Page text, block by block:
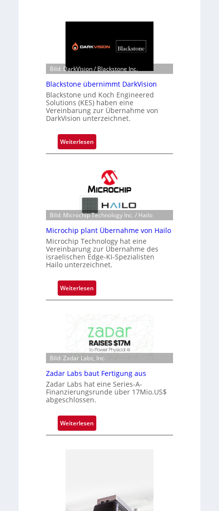
Bild: DarkVision / Blackstone Inc.
Blackstone übernimmt DarkVision
Blackstone und Koch Engineered
Solutions (KES) haben eine
Vereinbarung zur Übernahme von
DarkVision unterzeichnet.
Weiterlesen
B
k
s
t
n
e
ü
b
n
m
t
D
a
k
V
i
i
o
Bild: Microchip Technology Inc. / Hailo
Microchip plant Übernahme von Hailo
Microchip Technology hat eine
Vereinbarung zur Übernahme des
israelischen Edge-KI-Spezialisten
Hailo unterzeichnet.
Weiterlesen
M
r
o
c
h
p
p
l
t
h
Bild: Zadar Labs, Inc.
Zadar Labs baut Fertigung aus
Zadar Labs hat eine Series-A-
Finanzierungsrunde über 17Mio.US$
abgeschlossen.
Weiterlesen
Z
b